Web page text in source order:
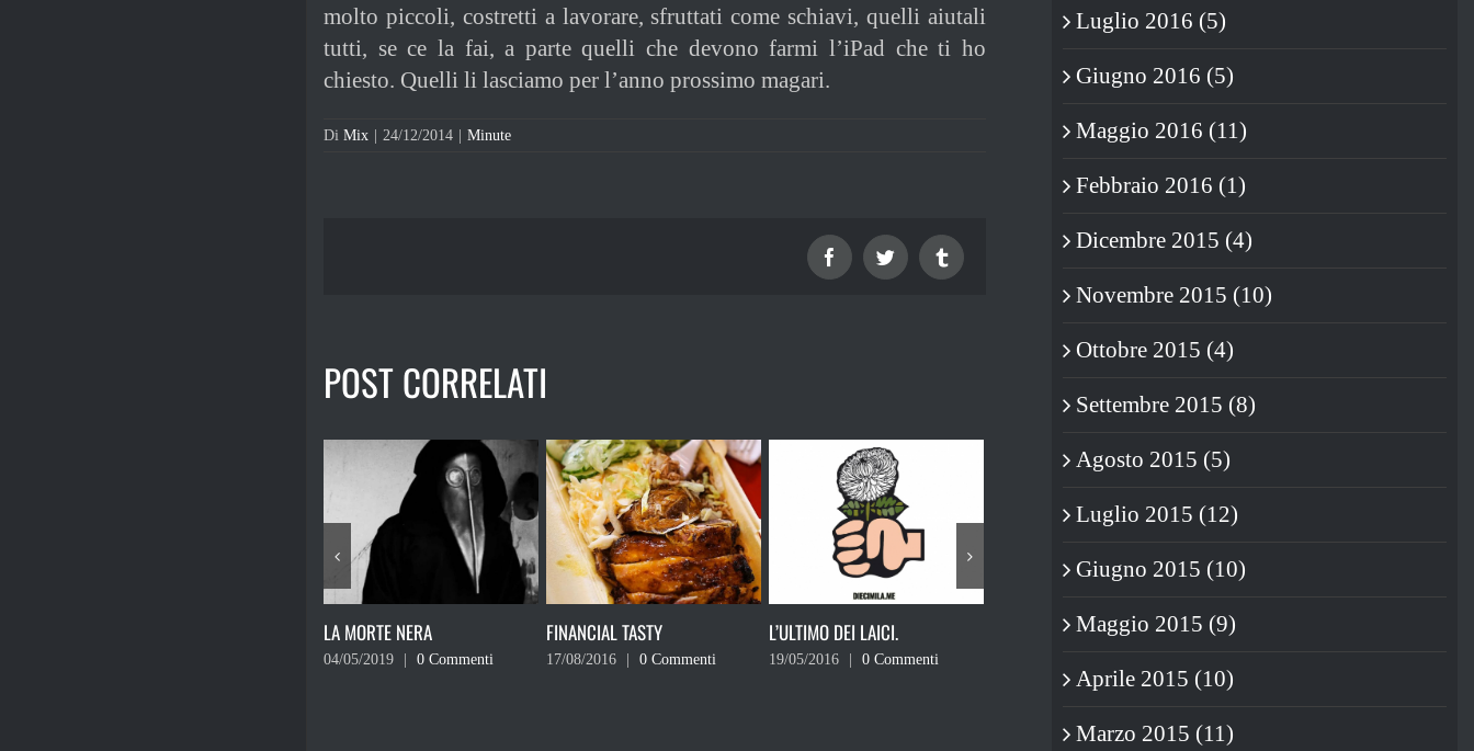
molto piccoli, costretti a lavorare, sfruttati come schiavi, quelli aiutali
tutti, se ce la fai, a parte quelli che devono farmi l’iPad che ti ho
chiesto. Quelli li lasciamo per l’anno prossimo magari.
Di Mix 24/12/2014 Minute
FacebookTwitter Tumblr
POST CORRELATI
FINANCIAL TASTY
17/08/2016 0 Commenti
L’ULTIMO DEI LAICI.
19/05/2016 0 Commenti
IN NOME DI DIO, COSA STIAMO
FACENDO?
L’OROSCOPO DI CHARLES
– LE REAZIONI
LA MORTE NERA
Luglio 2016 (5)
Giugno 2016 (5)
Maggio 2016 (11)
Febbraio 2016 (1)
Dicembre 2015 (4)
Novembre 2015 (10)
Ottobre 2015 (4)
Settembre 2015 (8)
Agosto 2015 (5)
Luglio 2015 (12)
Giugno 2015 (10)
Maggio 2015 (9)
Aprile 2015 (10)
Marzo 2015 (11)